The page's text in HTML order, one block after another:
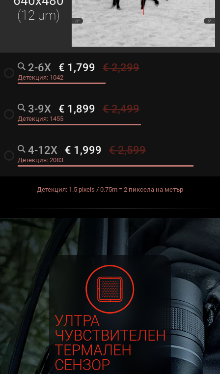
(12 μm)
2-6X € 1,799 € 2,299
Детекция: 1042
3-9X € 1,899 € 2,499
Детекция: 1455
4-12X € 1,999 € 2,599
Детекция: 2083
Детекция: 1.5 pixels / 0.75m = 2 пиксела на метър
УЛТРА
ЧУВСТВИТЕЛЕН
ТЕРМАЛЕН
СЕНЗОР